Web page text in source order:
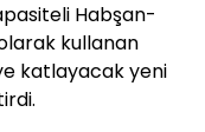
Habşan-
kullanan
katlayacak yeni